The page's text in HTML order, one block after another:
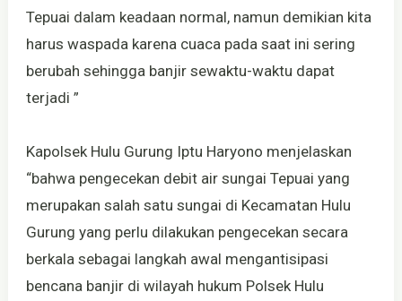
Tepuai dalam keadaan normal, namun demikian kita
harus waspada karena cuaca pada saat ini sering
berubah sehingga banjir sewaktu-waktu dapat
terjadi ”
Kapolsek Hulu Gurung Iptu Haryono menjelaskan
“bahwa pengecekan debit air sungai Tepuai yang
merupakan salah satu sungai di Kecamatan Hulu
Gurung yang perlu dilakukan pengecekan secara
berkala sebagai langkah awal mengantisipasi
bencana banjir di wilayah hukum Polsek Hulu